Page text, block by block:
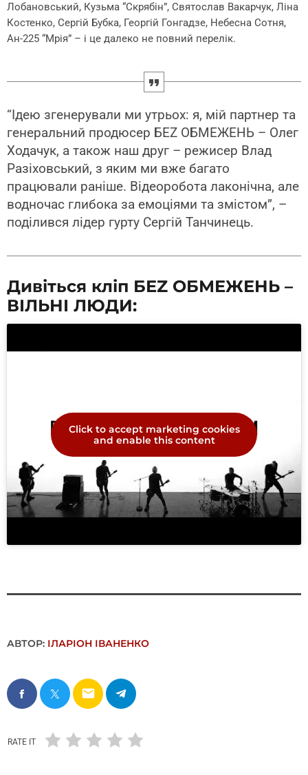
Лобановський, Кузьма “Скрябін”, Святослав Вакарчук, Ліна
Костенко, Сергій Бубка, Георгій Гонгадзе, Небесна Сотня,
Ан-225 “Мрія” – і це далеко не повний перелік.
“Ідею згенерували ми утрьох: я, мій партнер та
генеральний продюсер БЕZ ОБМЕЖЕНЬ – Олег
Ходачук, а також наш друг – режисер Влад
Разіховський, з яким ми вже багато
працювали раніше. Відеоробота лаконічна, але
водночас глибока за емоціями та змістом”, –
поділився лідер гурту Сергій Танчинець.
Дивіться кліп БЕZ ОБМЕЖЕНЬ –
ВІЛЬНІ ЛЮДИ:
Click to accept marketing cookies
and enable this content
АВТОР: ІЛАРІОН ІВАНЕНКО
email
RATE IT